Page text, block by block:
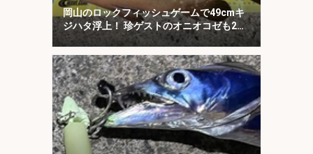
岡山のロックフィッシュゲームで49cmキ
ジハタ浮上！ 珍ゲストのオニオコゼも2連
発